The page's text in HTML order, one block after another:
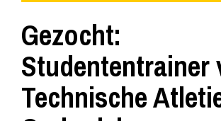
Gezocht:
Studententrainer
Technische